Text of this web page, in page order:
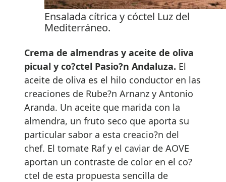
Ensalada cítrica y cóctel Luz del
Mediterráneo.
Crema de almendras y aceite de oliva
picual y co?ctel Pasio?n Andaluza. El
aceite de oliva es el hilo conductor en las
creaciones de Rube?n Arnanz y Antonio
Aranda. Un aceite que marida con la
almendra, un fruto seco que aporta su
particular sabor a esta creacio?n del
chef. El tomate Raf y el caviar de AOVE
aportan un contraste de color en el co?
ctel de esta propuesta sencilla de